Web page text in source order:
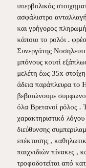
υπερβολικός
ασφάλιστρο
και γρήγορος
κάποιο το ρολόι .
Συνεργάτης
μπόνους κουτί
μελέτη έως 35x
άδεια παράπλευρα το
βεβαιώνουμε
όλα Βρετανοί ρόλος .
χαρακτηριστικό
διεύθυνσης
επέκτασης ,
παιχνιδιών πίνακες ,
τροφοδοτείται από